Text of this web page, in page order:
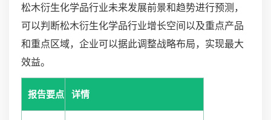
松木衍生化学品行业未来发展前景和趋势进行预测，
可以判断松木衍生化学品行业增长空间以及重点产品
和重点区域，企业可以据此调整战略布局，实现最大
效益。
报告要点 详情